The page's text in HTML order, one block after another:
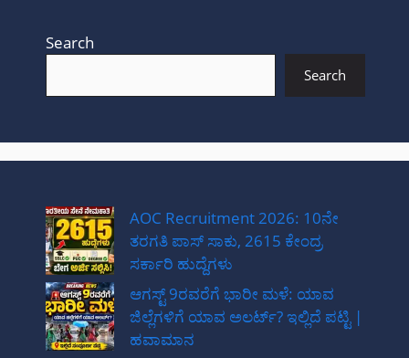
Search
Search
AOC Recruitment 2026: 10ನೇ
ತರಗತಿ ಪಾಸ್ ಸಾಕು, 2615 ಕೇಂದ್ರ
ಸರ್ಕಾರಿ ಹುದ್ದೆಗಳು
ಆಗಸ್ಟ್ 9ರವರೆಗೆ ಭಾರೀ ಮಳೆ: ಯಾವ
ಜಿಲ್ಲೆಗಳಿಗೆ ಯಾವ ಅಲರ್ಟ್? ಇಲ್ಲಿದೆ ಪಟ್ಟಿ |
ಹವಾಮಾನ